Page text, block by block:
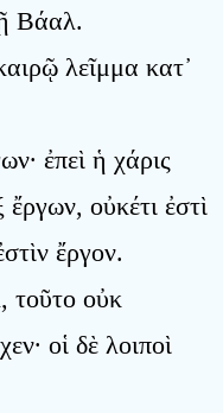
Βάαλ.
λεῖμμα κατ᾿
ἐπεὶ ἡ χάρις
ἔργων, οὐκέτι ἐστὶ
ἔργον.
τοῦτο οὐκ
οἱ δὲ λοιποὶ